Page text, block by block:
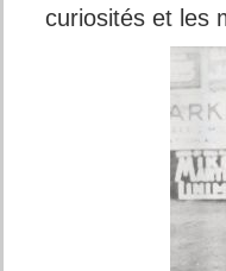
curiosités et les